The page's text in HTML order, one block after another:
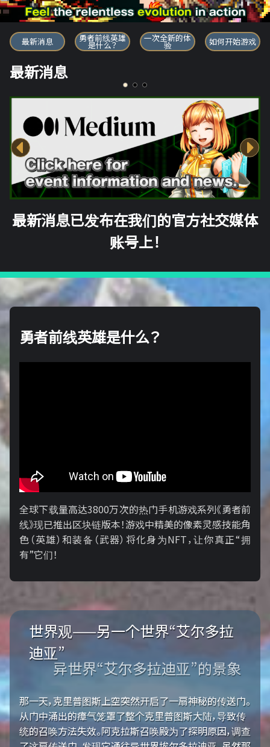
勇者前线英雄
最新消息 勇者前线英雄
是什么？
一次全新的体
验 如何开始游戏
最新消息
最新消息已发布在我们的官方社交媒体
账号上！
勇者前线英雄是什么？
全球下载量高达3800万次的热门手机游戏系列《勇者前
线》现已推出区块链版本！游戏中精美的像素灵感技能角
色（英雄）和装备（武器）将化身为NFT，让你真正“拥
有”它们！
世界观——另一个世界“艾尔多拉
迪亚”
异世界“艾尔多拉迪亚”的景象
那一天，克里普图斯上空突然开启了一扇神秘的传送门。
从门中涌出的瘴气笼罩了整个克里普图斯大陆，导致传
统的召唤方法失效。阿克拉斯召唤殿为了探明原因，调查